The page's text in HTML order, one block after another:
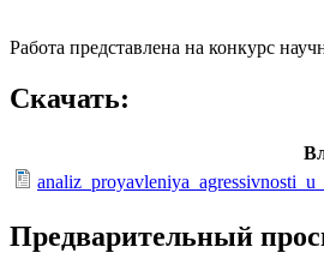
Работа представлена на конкурс
Скачать:
Предварительный